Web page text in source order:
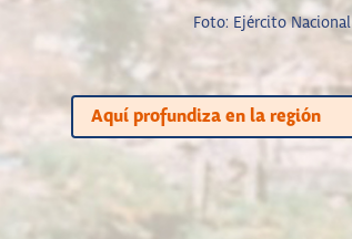
Foto: Ejército Nacional
Aquí profundiza en la región